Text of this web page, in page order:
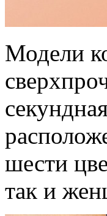
Модели
шести
так и